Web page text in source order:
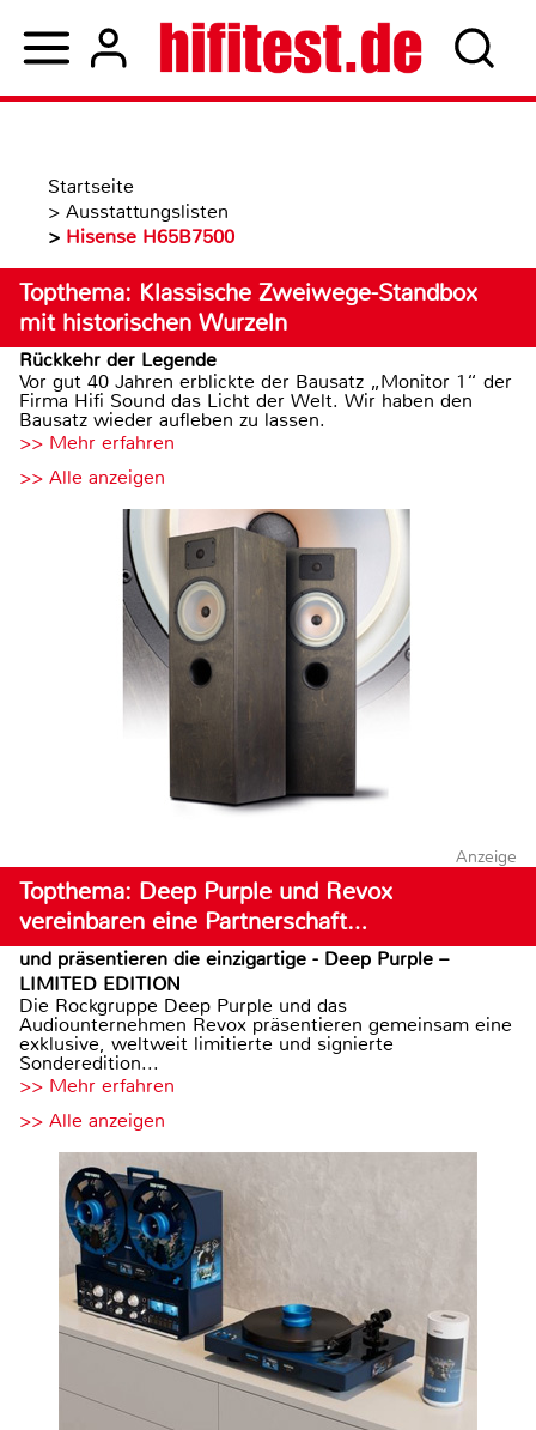
Startseite
> Ausstattungslisten
> Hisense H65B7500
Topthema: Klassische Zweiwege-Standbox
mit historischen Wurzeln
Rückkehr der Legende
Vor gut 40 Jahren erblickte der Bausatz „Monitor 1“ der
Firma Hifi Sound das Licht der Welt. Wir haben den
Bausatz wieder aufleben zu lassen.
>> Mehr erfahren
>> Alle anzeigen
Anzeige
Topthema: Deep Purple und Revox
vereinbaren eine Partnerschaft…
und präsentieren die einzigartige - Deep Purple –
LIMITED EDITION
Die Rockgruppe Deep Purple und das
Audiounternehmen Revox präsentieren gemeinsam eine
exklusive, weltweit limitierte und signierte
Sonderedition...
>> Mehr erfahren
>> Alle anzeigen